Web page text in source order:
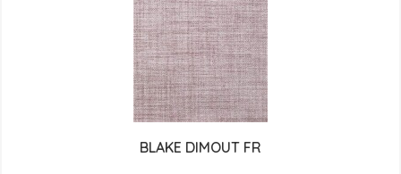
BLAKE DIMOUT FR